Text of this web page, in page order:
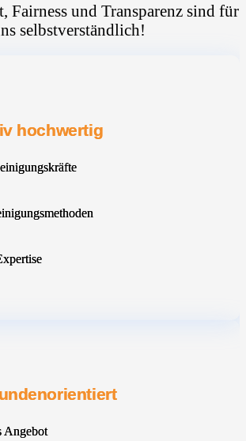
Fairness und Transparenz sind für
selbstverständlich!
hochwertig
Angebot